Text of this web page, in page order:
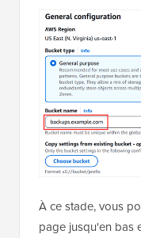
À ce stade, vous
page jusqu'en bas